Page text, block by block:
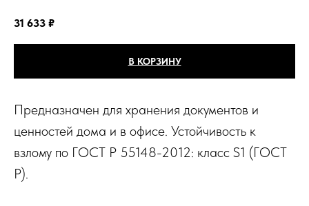
31 633 ₽
В КОРЗИНУ
Предназначен для хранения документов и
ценностей дома и в офисе. Устойчивость к
взлому по ГОСТ Р 55148-2012: класс S1 (ГОСТ
Р).